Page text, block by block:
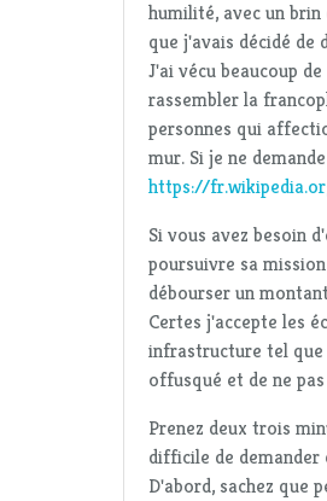
humilité, avec un
que j'avais décidé
J'ai vécu beaucoup
rassembler la
personnes qui
mur. Si je ne
https://
Si vous avez besoin
poursuivre sa
débourser un
Certes j'accepte les
infrastructure tel que
offusqué et de ne
Prenez deux trois
difficile de demander
D'abord, sachez que